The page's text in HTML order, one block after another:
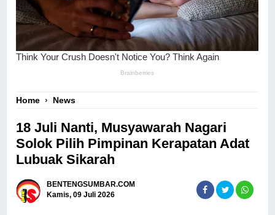
Home › News
18 Juli Nanti, Musyawarah Nagari
Solok Pilih Pimpinan Kerapatan Adat
Lubuak Sikarah
BENTENGSUMBAR.COM
Kamis, 09 Juli 2026